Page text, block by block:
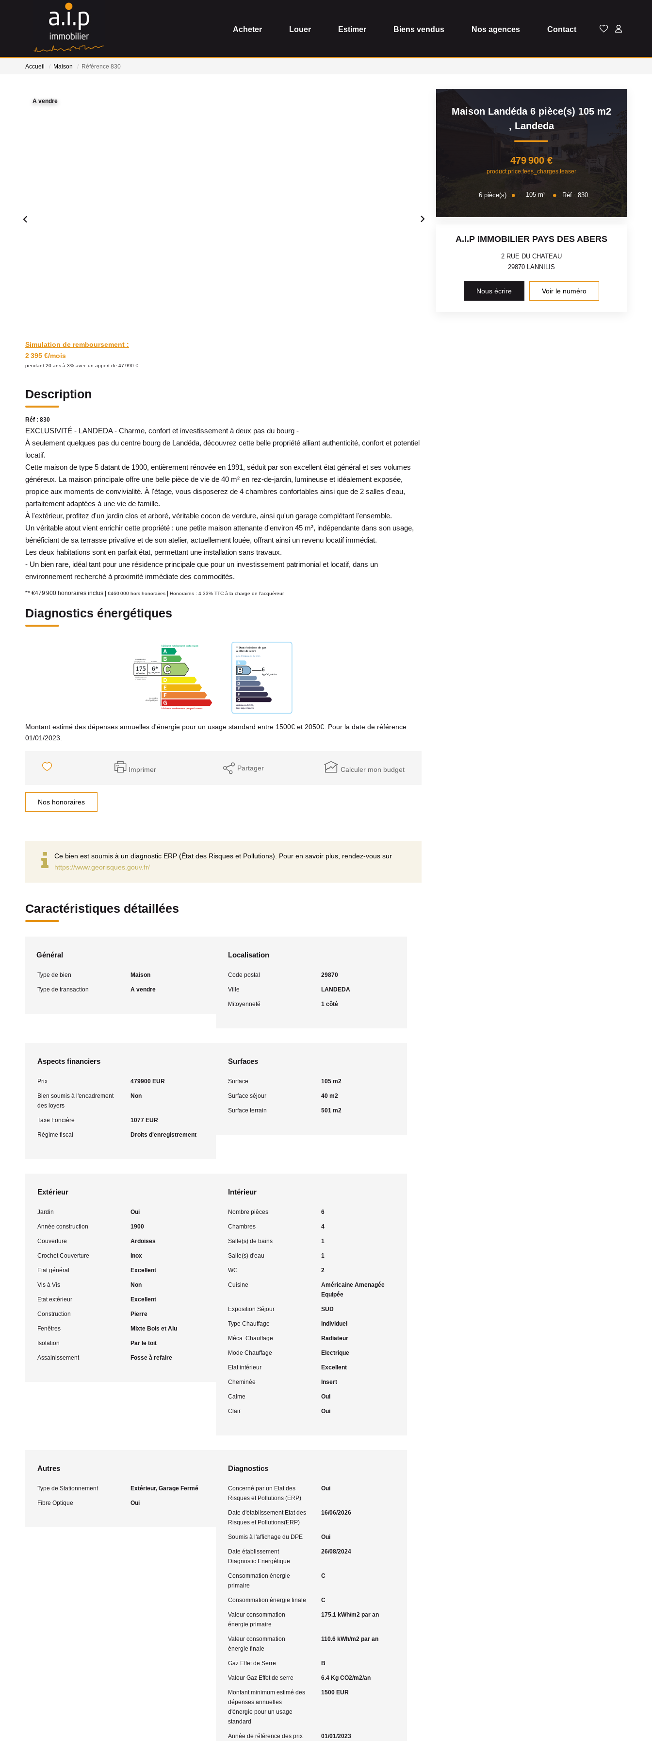
Acheter Louer Estimer Biens vendus Nos agences Contact
Accueil Maison Référence 830
A vendre
Simulation de remboursement :
2 395 €/mois
pendant 20 ans à 3% avec un apport de 47 990 €
Description
Réf : 830
EXCLUSIVITÉ - LANDEDA - Charme, confort et investissement à deux pas du bourg -
À seulement quelques pas du centre bourg de Landéda, découvrez cette belle propriété alliant authenticité, confort et potentiel
locatif.
Cette maison de type 5 datant de 1900, entièrement rénovée en 1991, séduit par son excellent état général et ses volumes
généreux. La maison principale offre une belle pièce de vie de 40 m² en rez-de-jardin, lumineuse et idéalement exposée,
propice aux moments de convivialité. À l'étage, vous disposerez de 4 chambres confortables ainsi que de 2 salles d'eau,
parfaitement adaptées à une vie de famille.
À l'extérieur, profitez d'un jardin clos et arboré, véritable cocon de verdure, ainsi qu'un garage complétant l'ensemble.
Un véritable atout vient enrichir cette propriété : une petite maison attenante d'environ 45 m², indépendante dans son usage,
bénéficiant de sa terrasse privative et de son atelier, actuellement louée, offrant ainsi un revenu locatif immédiat.
Les deux habitations sont en parfait état, permettant une installation sans travaux.
- Un bien rare, idéal tant pour une résidence principale que pour un investissement patrimonial et locatif, dans un
environnement recherché à proximité immédiate des commodités.
** €479 900 honoraires inclus €460 000 hors honoraires Honoraires : 4.33% TTC à la charge de l'acquéreur
Diagnostics énergétiques
Montant estimé des dépenses annuelles d'énergie pour un usage standard entre 1500€ et 2050€. Pour la date de référence
01/01/2023.
Imprimer Partager Calculer mon budget
Nos honoraires
Ce bien est soumis à un diagnostic ERP (État des Risques et Pollutions). Pour en savoir plus, rendez-vous sur
https://www.georisques.gouv.fr/
Caractéristiques détaillées
Général
Type de bien Maison
Type de transaction A vendre
Localisation
Code postal 29870
Ville LANDEDA
Mitoyenneté 1 côté
Aspects financiers
Prix 479900 EUR
Bien soumis à l'encadrement
des loyers
Non
Taxe Foncière 1077 EUR
Régime fiscal Droits d'enregistrement
Surfaces
Surface 105 m2
Surface séjour 40 m2
Surface terrain 501 m2
Extérieur
Jardin Oui
Année construction 1900
Couverture Ardoises
Crochet Couverture Inox
Etat général Excellent
Vis à Vis Non
Etat extérieur Excellent
Construction Pierre
Fenêtres Mixte Bois et Alu
Isolation Par le toit
Assainissement Fosse à refaire
Intérieur
Nombre pièces 6
Chambres 4
Salle(s) de bains 1
Salle(s) d'eau 1
WC 2
Cuisine
Américaine Amenagée
Equipée
Exposition Séjour SUD
Type Chauffage Individuel
Méca. Chauffage Radiateur
Mode Chauffage Electrique
Etat intérieur Excellent
Cheminée Insert
Calme Oui
Clair Oui
Autres
Type de Stationnement Extérieur, Garage Fermé
Fibre Optique Oui
Diagnostics
Concerné par un Etat des
Risques et Pollutions (ERP)
Oui
Date d'établissement Etat des
Risques et Pollutions(ERP)
16/06/2026
Soumis à l'affichage du DPE Oui
Date établissement
Diagnostic Energétique
26/08/2024
Consommation énergie
primaire
C
Consommation énergie finale C
Valeur consommation
énergie primaire
175.1 kWh/m2 par an
Valeur consommation
énergie finale
110.6 kWh/m2 par an
Gaz Effet de Serre B
Valeur Gaz Effet de serre 6.4 Kg CO2/m2/an
Montant minimum estimé des
dépenses annuelles
d'énergie pour un usage
standard
1500 EUR
Année de référence des prix 01/01/2023
Maison Landéda 6 pièce(s) 105 m2
, Landeda
479 900 €
product.price.fees_charges.teaser
6 pièce(s) 105 m² Réf : 830
A.I.P IMMOBILIER PAYS DES ABERS
2 RUE DU CHATEAU
29870 LANNILIS
Nous écrire Voir le numéro